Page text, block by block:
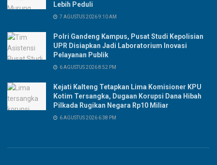
Lebih Peduli
7 AGUSTUS 2026 9:10 AM
Polri Gandeng Kampus, Pusat Studi Kepolisian
UPR Disiapkan Jadi Laboratorium Inovasi
Pelayanan Publik
6 AGUSTUS 2026 8:52 PM
Kejati Kalteng Tetapkan Lima Komisioner KPU
Kotim Tersangka, Dugaan Korupsi Dana Hibah
Pilkada Rugikan Negara Rp10 Miliar
6 AGUSTUS 2026 6:38 PM